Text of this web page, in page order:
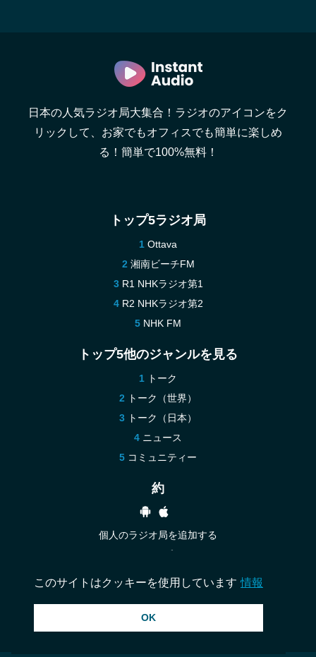
日本の人気ラジオ局大集合！ラジオのアイコンをク
リックして、お家でもオフィスでも簡単に楽しめ
る！簡単で100%無料！
トップ5ラジオ局
Ottava
湘南ビーチFM
R1 NHKラジオ第1
R2 NHKラジオ第2
NHK FM
トップ5他のジャンルを見る
トーク
トーク（世界）
トーク（日本）
ニュース
コミュニティー
約
個人のラジオ局を追加する
© 2026 InstantAudio. 全著作権所有. ・
このサイトはクッキーを使用しています 情報
OK